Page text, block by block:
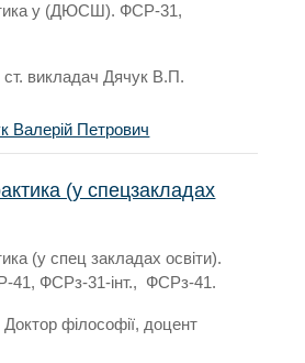
у (ДЮСШ). ФСР-31,
ст. викладач Дячук В.П.
Валерій Петрович
(у спецзакладах
(у спец закладах освіти).
41, ФСРз-31-інт., ФСРз-41.
Доктор філософії, доцент